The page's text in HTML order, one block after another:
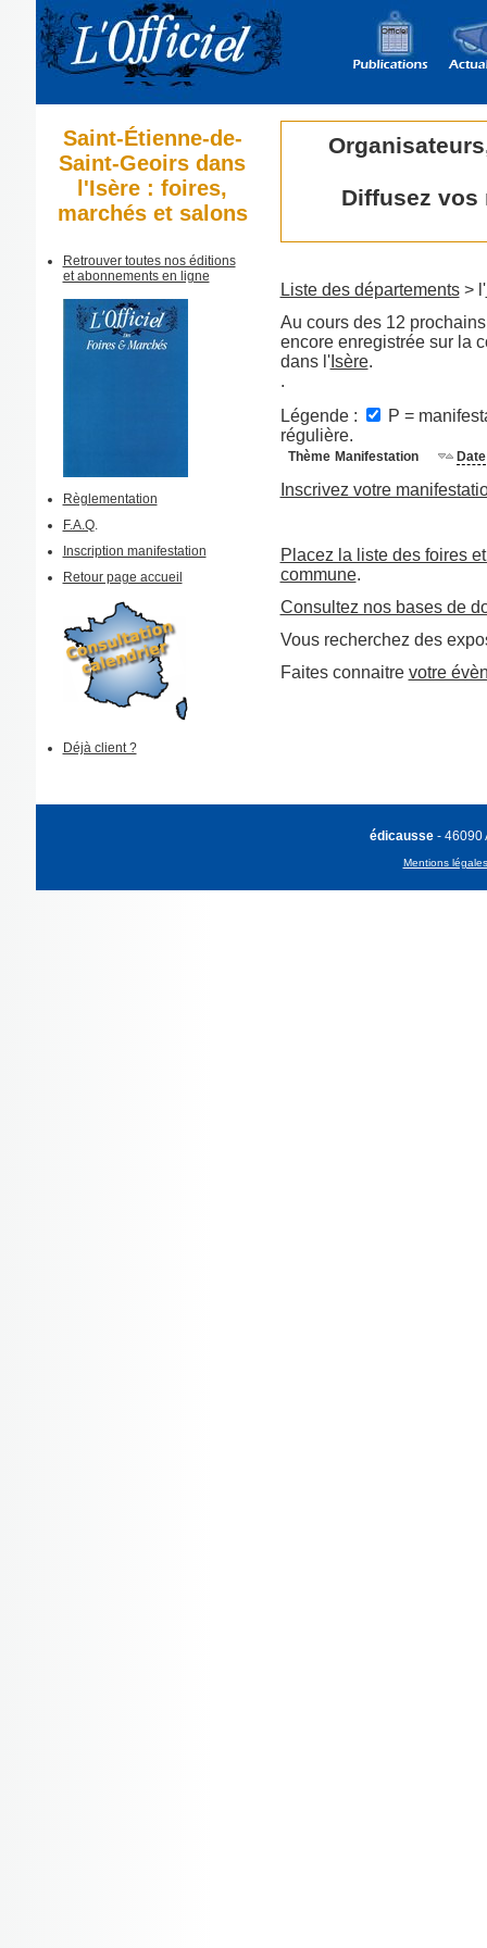
Saint-Étienne-de-
Saint-Geoirs dans
l'Isère : foires,
marchés et salons
Retrouver toutes nos éditions
et abonnements en ligne
Règlementation
F.A.Q.
Inscription manifestation
Retour page accueil
Déjà client ?
Diffusez vos
Liste des départements> l'
Au cours des 12
encore enregistrée sur la
dans l'Isère.
.
Légende :
P =
régulière.
Thème Manifestation Date
Inscrivez votre
Placez la liste des foires
commune.
Consultez nos bases de
Vous recherchez des
Faites connaitre votre
édicausse - 46090
Mentions légales